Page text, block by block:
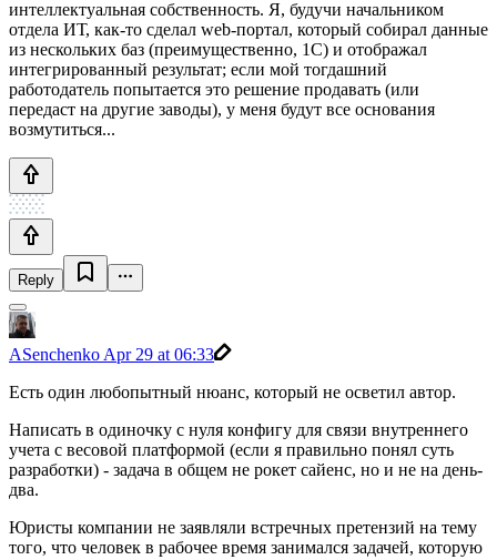
интеллектуальная собственность. Я, будучи начальником
отдела ИТ, как-то сделал web-портал, который собирал данные
из нескольких баз (преимущественно, 1С) и отображал
интегрированный результат; если мой тогдашний
работодатель попытается это решение продавать (или
передаст на другие заводы), у меня будут все основания
возмутиться...
Reply
ASenchenko Apr 29 at 06:33
Есть один любопытный нюанс, который не осветил автор.
Написать в одиночку с нуля конфигу для связи внутреннего
учета с весовой платформой (если я правильно понял суть
разработки) - задача в общем не рокет сайенс, но и не на день-
два.
Юристы компании не заявляли встречных претензий на тему
того, что человек в рабочее время занимался задачей, которую